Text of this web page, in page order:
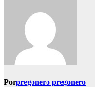
Porpregonero pregonero